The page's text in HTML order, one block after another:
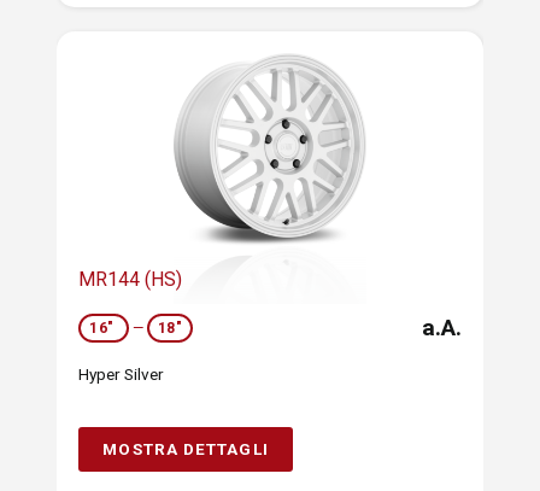
MR144 (HS)
16" — 18" a.A.
Hyper Silver
MOSTRA DETTAGLI